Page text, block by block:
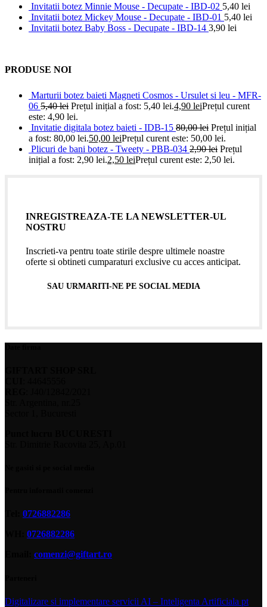
Invitatii botez Minnie Mouse - Decupate - IBD-02 5,40 lei
Invitatii botez Mickey Mouse - Decupate - IBD-01 5,40 lei
Invitatii botez Baby Boss - Decupate - IBD-14 3,90 lei
PRODUSE NOI
Marturii botez baieti Magneti Cosmos - Ursulet si leu - MFR-
06 5,40lei Prețul inițial a fost: 5,40 lei.4,90 leiPrețul curent
este: 4,90 lei.
Invitatie digitala botez baieti - IDB-15 80,00lei Prețul inițial
a fost: 80,00 lei.50,00 leiPrețul curent este: 50,00 lei.
Plicuri de bani botez - Tweety - PBB-034 2,90lei Prețul
inițial a fost: 2,90 lei.2,50 leiPrețul curent este: 2,50 lei.
INREGISTREAZA-TE LA NEWSLETTER-UL
NOSTRU
Inscrieti-va pentru toate stirile despre ultimele noastre
oferte si obtineti cumparaturi exclusive cu acces anticipat.
SAU URMARITI-NE PE SOCIAL MEDIA
0726882286
0726882286
comenzi@giftart.ro
Digitalizare si implementare servicii AI – Inteligenta Artificiala pt